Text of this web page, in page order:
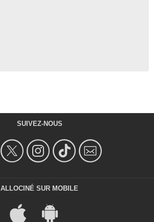
SUIVEZ-NOUS
ALLOCINÉ SUR MOBILE